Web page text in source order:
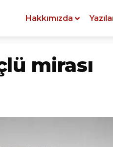
Hakkımızda
mirası